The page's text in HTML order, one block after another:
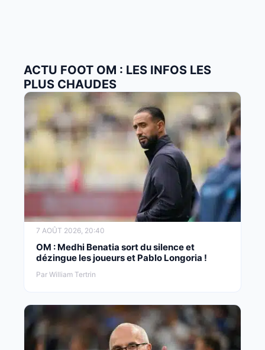
ACTU FOOT OM : LES INFOS LES
PLUS CHAUDES
7 AOÛT 2026, 20:40
OM : Medhi Benatia sort du silence et
dézingue les joueurs et Pablo Longoria !
Par William Tertrin